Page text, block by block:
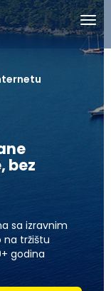
bez
sa izravnim
na tržištu
godina